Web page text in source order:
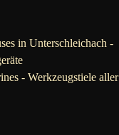
in Unterschleichach -
- Werkzeugstiele aller